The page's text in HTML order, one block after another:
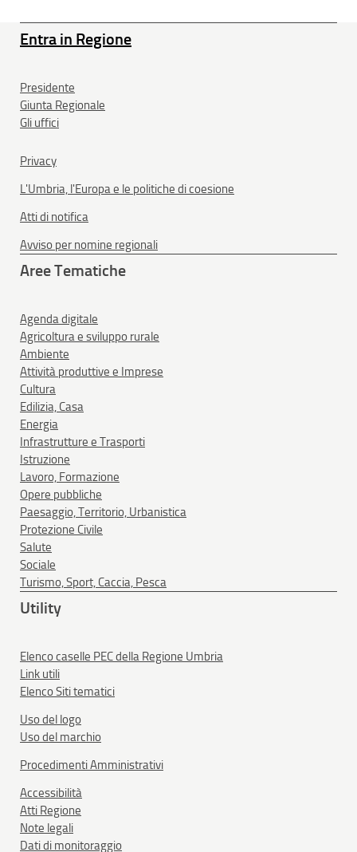
Entra in Regione
Presidente
Giunta Regionale
Gli uffici
Privacy
L'Umbria, l'Europa e le politiche di coesione
Atti di notifica
Avviso per nomine regionali
Aree Tematiche
Agenda digitale
Agricoltura e sviluppo rurale
Ambiente
Attività produttive e Imprese
Cultura
Edilizia, Casa
Energia
Infrastrutture e Trasporti
Istruzione
Lavoro, Formazione
Opere pubbliche
Paesaggio, Territorio, Urbanistica
Protezione Civile
Salute
Sociale
Turismo, Sport, Caccia, Pesca
Utility
Elenco caselle PEC della Regione Umbria
Link utili
Elenco Siti tematici
Uso del logo
Uso del marchio
Procedimenti Amministrativi
Accessibilità
Atti Regione
Note legali
Dati di monitoraggio